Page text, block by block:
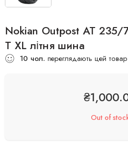
Nokian Outpost AT 235/
T XL літня шина
10 чол. переглядають цей
₴
Out of